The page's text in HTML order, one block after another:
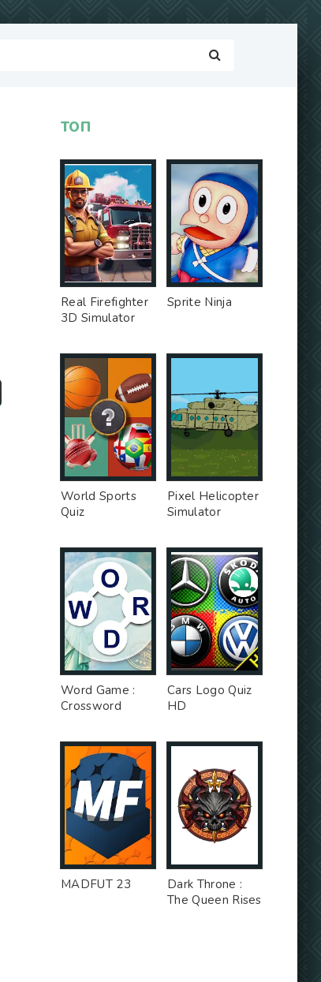
ТОП
Real Firefighter
3D Simulator
Sprite Ninja
World Sports
Quiz
Pixel Helicopter
Simulator
Word Game :
Crossword
Cars Logo Quiz
HD
MADFUT 23
Dark Throne :
The Queen Rises